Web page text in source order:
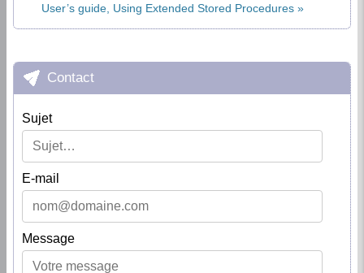
User’s guide, Using Extended Stored Procedures
Contact
Sujet
E-mail
Message